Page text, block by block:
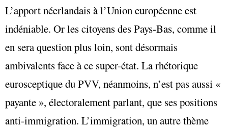
L’apport néerlandais à l’Union européenne est
indéniable. Or les citoyens des Pays-Bas, comme il
en sera question plus loin, sont désormais
ambivalents face à ce super-état. La rhétorique
eurosceptique du PVV, néanmoins, n’est pas aussi «
payante », électoralement parlant, que ses positions
anti-immigration. L’immigration, un autre thème